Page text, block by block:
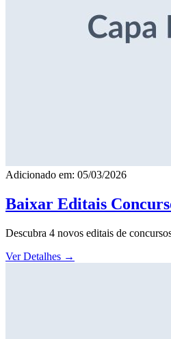
Adicionado em: 05/03/2026
Baixar Editais
Descubra 4 novos editais de
Ver Detalhes →